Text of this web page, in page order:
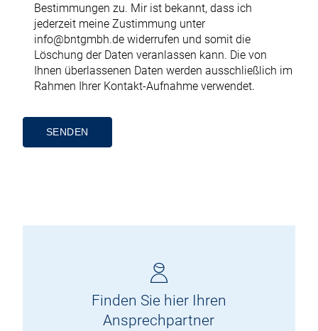
Bestimmungen zu. Mir ist bekannt, dass ich
jederzeit meine Zustimmung unter
info@bntgmbh.dewiderrufen und somit die
Löschung der Daten veranlassen kann. Die von
Ihnen überlassenen Daten werden ausschließlich im
Rahmen Ihrer Kontakt-Aufnahme verwendet.
Finden Sie hier Ihren
Ansprechpartner